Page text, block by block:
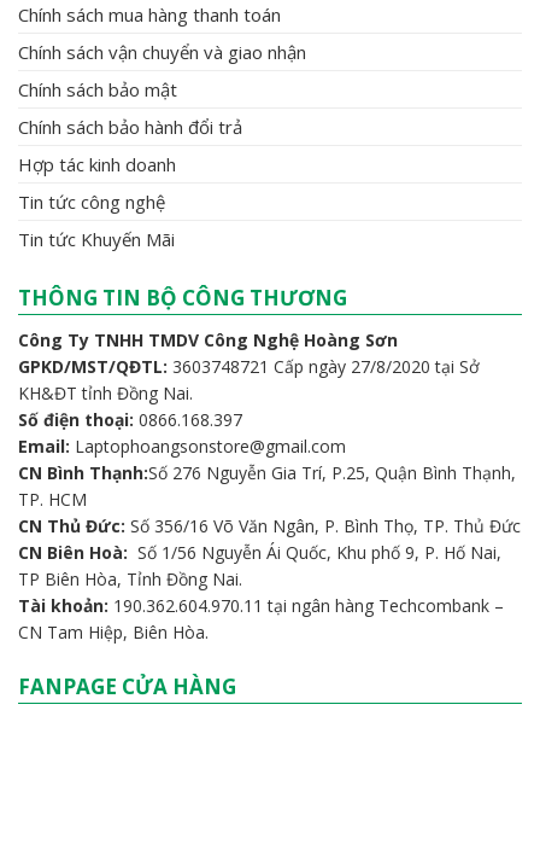
Chính sách mua hàng thanh toán
Chính sách vận chuyển và giao nhận
Chính sách bảo mật
Chính sách bảo hành đổi trả
Hợp tác kinh doanh
Tin tức công nghệ
Tin tức Khuyến Mãi
THÔNG TIN BỘ CÔNG THƯƠNG
Công Ty TNHH TMDV Công Nghệ Hoàng Sơn
GPKD/MST/QĐTL: 3603748721 Cấp ngày 27/8/2020 tại Sở
KH&ĐT tỉnh Đồng Nai.
Số điện thoại: 0866.168.397
Email: Laptophoangsonstore@gmail.com
CN Bình Thạnh:Số 276 Nguyễn Gia Trí, P.25, Quận Bình Thạnh,
TP. HCM
CN Thủ Đức: Số 356/16 Võ Văn Ngân, P. Bình Thọ, TP. Thủ Đức
CN Biên Hoà: Số 1/56 Nguyễn Ái Quốc, Khu phố 9, P. Hố Nai,
TP Biên Hòa, Tỉnh Đồng Nai.
Tài khoản: 190.362.604.970.11 tại ngân hàng Techcombank –
CN Tam Hiệp, Biên Hòa.
FANPAGE CỬA HÀNG